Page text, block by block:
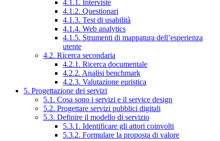
4.1.1. Interviste
4.1.2. Questionari
4.1.3. Test di usabilità
4.1.4. Web analytics
4.1.5. Strumenti di mappatura dell’esperienza
utente
4.2. Ricerca secondaria
4.2.1. Ricerca documentale
4.2.2. Analisi benchmark
4.2.3. Valutazione euristica
5. Progettazione dei servizi
5.1. Cosa sono i servizi e il service design
5.2. Progettare servizi pubblici digitali
5.3. Definire il modello di servizio
5.3.1. Identificare gli attori coinvolti
5.3.2. Formulare la proposta di valore